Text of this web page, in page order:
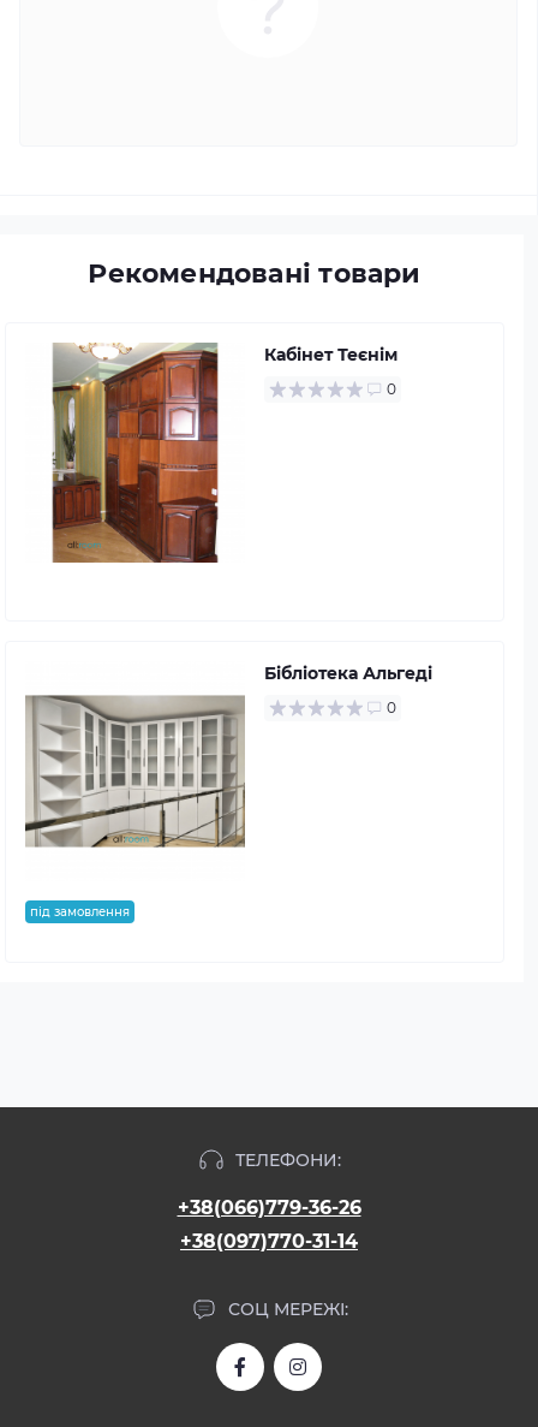
Рекомендовані товари
Кабінет Теєнім
0
під замовлення
Бібліотека Альгеді
0
ТЕЛЕФОНИ:
+38(066)779-36-26
+38(097)770-31-14
СОЦ МЕРЕЖІ: